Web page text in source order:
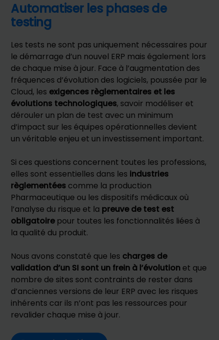
Automatiser les phases de
testing
Les tests ne sont pas uniquement nécessaires pour
le démarrage d’un nouvel ERP mais également lors
de chaque mise à jour. Face à l’augmentation des
fréquences d’évolution des logiciels, poussée par le
Cloud, les exigences règlementaires et les
évolutions technologiques, savoir modéliser et
dérouler un plan de test avec un minimum
d’impact sur les équipes opérationnelles devient
un véritable enjeu et un investissement important.
Si ces questions concernent toutes les professions,
elles sont essentielles dans les industries
règlementées comme la production
Pharmaceutique ou les dispositifs médicaux où
l’analyse du risque et la preuve de test est
obligatoirepour toutes les fonctionnalités liées à
la qualité du produit.
Nous avons constaté que les charges de
validation d’un SI sont un frein à l’évolution et que
nombre de sites sont contraints de rester dans
d’anciennes versions de leur ERP avec les risques
inhérents car ils n’ont pas les ressources pour
revalider chaque mise à jour.